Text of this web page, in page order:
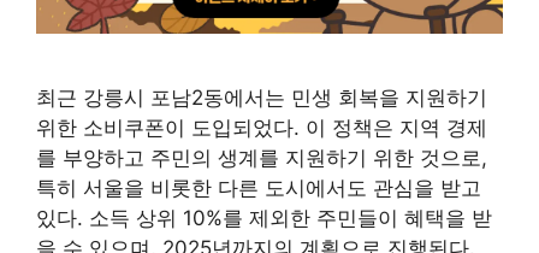
최근 강릉시 포남2동에서는 민생 회복을 지원하기
위한 소비쿠폰이 도입되었다. 이 정책은 지역 경제
를 부양하고 주민의 생계를 지원하기 위한 것으로,
특히 서울을 비롯한 다른 도시에서도 관심을 받고
있다. 소득 상위 10%를 제외한 주민들이 혜택을 받
을 수 있으며, 2025년까지의 계획으로 진행된다.